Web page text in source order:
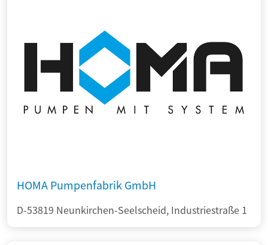
HOMA Pumpenfabrik GmbH
D-53819 Neunkirchen-Seelscheid, Industriestraße 1